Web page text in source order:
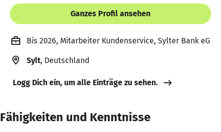
Ganzes Profil ansehen
Bis 2026, Mitarbeiter Kundenservice, Sylter Bank eG
Sylt, Deutschland
Logg Dich ein, um alle Einträge zu sehen.
Fähigkeiten und Kenntnisse